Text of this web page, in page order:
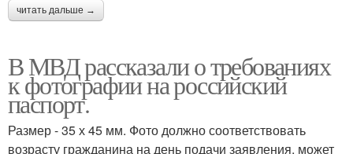
читать дальше →
В МВД рассказали о требованиях
к фотографии на российский
паспорт.
Размер - 35 х 45 мм. Фото должно соответствовать
возрасту гражданина на день подачи заявления, может